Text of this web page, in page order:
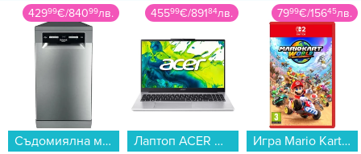
45599€/89184лв.
Лаптоп ACER ASPIRE LITE 15 AL15-45P-R2H1 NX.DLQEX.001 , 15.60 , 16 , 512GB SSSD , AMD Radeon Graphics , AMD Ryzen 7 5825U OCTA CORE , Без OS...
7999€/15645лв. 128900€/252107лв.
Таблет Apple iPad Pro 11" Wi-Fi 256GB Space Black mdwk4 , 12 GB, 256 GB...